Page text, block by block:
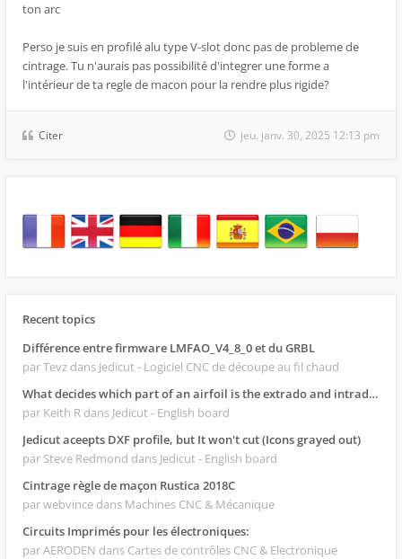
ton arc
Perso je suis en profilé alu type V-slot donc pas de probleme de
cintrage. Tu n'aurais pas possibilité d'integrer une forme a
l'intérieur de ta regle de macon pour la rendre plus rigide?
Citer jeu. janv. 30, 2025 12:13 pm
Recent topics
Différence entre firmware LMFAO_V4_8_0 et du GRBL
par Tevz dans Jedicut - Logiciel CNC de découpe au fil chaud
What decides which part of an airfoil is the extrado and intrado?
par Keith R dans Jedicut - English board
Jedicut aceepts DXF profile, but It won't cut (Icons grayed out)
par Steve Redmond dans Jedicut - English board
Cintrage règle de maçon Rustica 2018C
par webvince dans Machines CNC & Mécanique
Circuits Imprimés pour les électroniques:
par AERODEN dans Cartes de contrôles CNC & Electronique